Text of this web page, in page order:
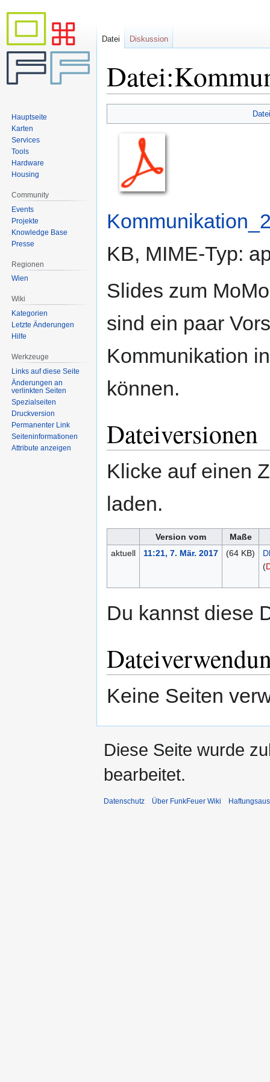
Navigation
springen
Suche
springen
KB, MIME-Typ:
Slides zum
sind ein paar
Kommunikation
können.
Dateiversionen
Klicke auf einen
laden.
Version vom
Maße
aktuell
11:21, 7. Mär. 2017 (64 KB)
(
Du kannst diese
Keine Seiten
Datei Diskussion
Hauptseite
Karten
Services
Tools
Hardware
Housing
Community
Events
Projekte
Knowledge Base
Presse
Regionen
Wien
Wiki
Kategorien
Letzte Änderungen
Hilfe
Werkzeuge
Links auf diese Seite
Änderungen an
verlinkten Seiten
Spezialseiten
Druckversion
Permanenter Link
Seiten­informationen
Attribute anzeigen
Diese Seite wurde
bearbeitet.
Datenschutz Über FunkFeuer Wiki